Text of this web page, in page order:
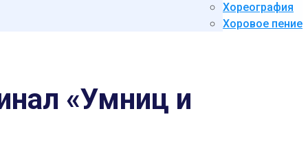
Хореография
Хоровое пение
«Умниц и